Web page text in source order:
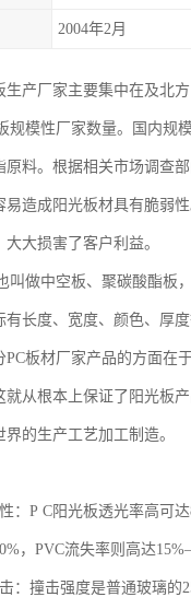
2004年2月
生产厂家主要集中在及北
规模性厂家数量。国内规
原料。根据相关市场调查
易造成阳光板材具有脆弱
大损害了客户利益。
叫做中空板、聚碳酸酯板
有长度、宽度、颜色、厚
PC板材厂家产品的方面在
就从根本上保证了阳光板
界的生产工艺加工制造。
性：P C阳光板透光率高可
，PVC流失率则高达
击：撞击强度是普通玻璃